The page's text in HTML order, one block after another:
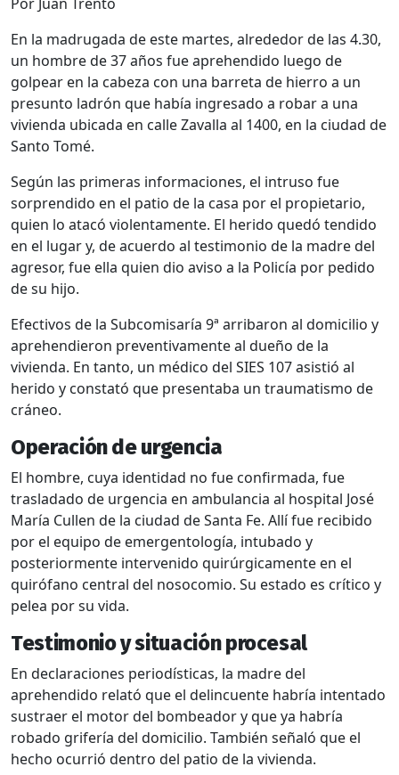
Por Juan Trento
En la madrugada de este martes, alrededor de las 4.30,
un hombre de 37 años fue aprehendido luego de
golpear en la cabeza con una barreta de hierro a un
presunto ladrón que había ingresado a robar a una
vivienda ubicada en calle Zavalla al 1400, en la ciudad de
Santo Tomé.
Según las primeras informaciones, el intruso fue
sorprendido en el patio de la casa por el propietario,
quien lo atacó violentamente. El herido quedó tendido
en el lugar y, de acuerdo al testimonio de la madre del
agresor, fue ella quien dio aviso a la Policía por pedido
de su hijo.
Efectivos de la Subcomisaría 9ª arribaron al domicilio y
aprehendieron preventivamente al dueño de la
vivienda. En tanto, un médico del SIES 107 asistió al
herido y constató que presentaba un traumatismo de
cráneo.
Operación de urgencia
El hombre, cuya identidad no fue confirmada, fue
trasladado de urgencia en ambulancia al hospital José
María Cullen de la ciudad deSanta Fe. Allí fue recibido
por el equipo de emergentología, intubado y
posteriormente intervenido quirúrgicamente en el
quirófano central del nosocomio. Su estado es crítico y
pelea por su vida.
Testimonio y situación procesal
En declaraciones periodísticas, la madre del
aprehendido relató que el delincuente habría intentado
sustraer el motor del bombeador y que ya habría
robado grifería del domicilio. También señaló que el
hecho ocurrió dentro del patio de la vivienda.